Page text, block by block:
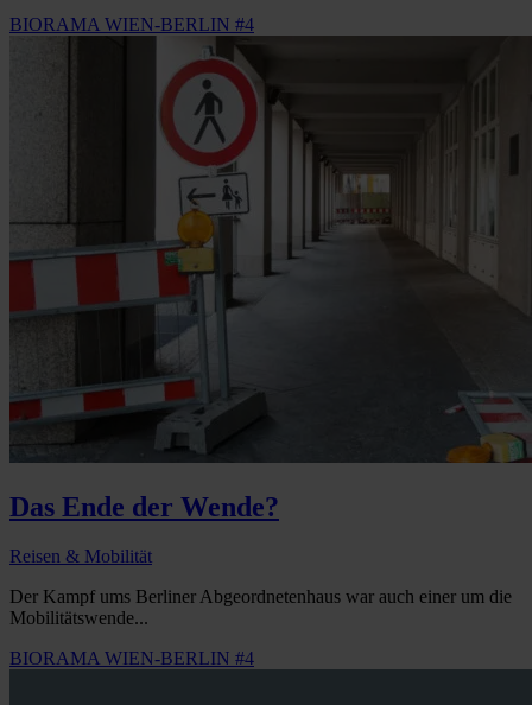
BIORAMA WIEN-BERLIN #4
Das Ende der Wende?
Reisen & Mobilität
Der Kampf ums Berliner Abgeordnetenhaus war auch einer um die
Mobilitätswende...
BIORAMA WIEN-BERLIN #4